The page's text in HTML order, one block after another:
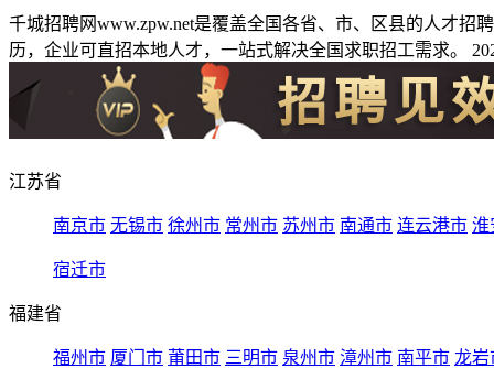
千城招聘网www.zpw.net是覆盖全国各省、市、区县的人才
历，企业可直招本地人才，一站式解决全国求职招工需求。
江苏省
南京市 无锡市 徐州市 常州市 苏州市 南通市 连云港市 淮
宿迁市
福建省
福州市 厦门市 莆田市 三明市 泉州市 漳州市 南平市 龙岩